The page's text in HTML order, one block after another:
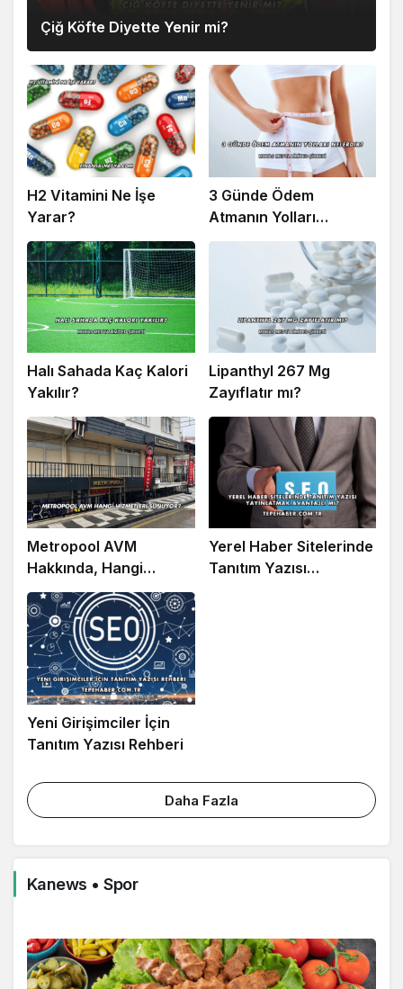
Çiğ Köfte Diyette Yenir mi?
H2 Vitamini Ne İşe
Yarar?
3 Günde Ödem
Atmanın Yolları
Nelerdir?
Halı Sahada Kaç Kalori
Yakılır?
Lipanthyl 267 Mg
Zayıflatır mı?
Metropool AVM
Hakkında, Hangi
Hizmetleri Sunar?
Yerel Haber Sitelerinde
Tanıtım Yazısı
Yeni Girişimciler İçin
Tanıtım Yazısı Rehberi
Daha Fazla
Kanews • Spor